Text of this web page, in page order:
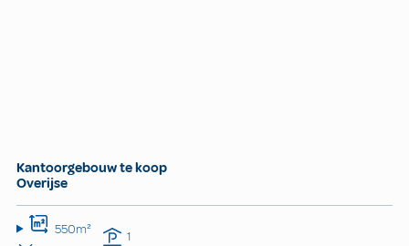
Kantoorgebouw te koop
Overijse
550m² 1